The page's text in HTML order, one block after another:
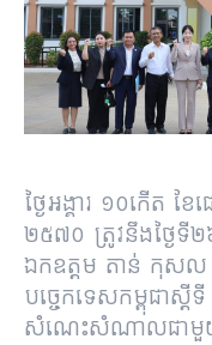
ថ្ងៃអង្គារ ១០កើត ខ
២៥៧០ ត្រូវនឹងថ្ងៃទី
ឯកឧត្តម តាន់​ កុសល
បច្ចេកទេសកម្ពុជាស្
សំណេះសំណាលជាមួយ